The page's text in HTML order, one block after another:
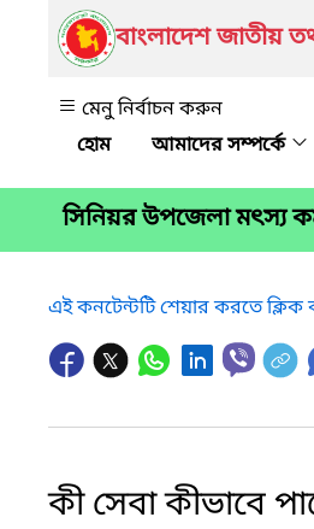
বাংলাদেশ জাতীয়
মেনু নির্বাচন করুন
আমাদের সম্পর্কে
সিনিয়র উপজেলা মৎস্য
এই কনটেন্টটি শেয়ার করতে
কী সেবা কীভাবে